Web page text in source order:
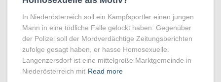
In Niederösterreich soll ein Kampfsportler einen jungen
Mann in eine tödliche Falle gelockt haben. Gegenüber
der Polizei soll der Mordverdächtige Zeitungsberichten
zufolge gesagt haben, er hasse Homosexuelle.
Langenzersdorf ist eine mittelgroße Marktgemeinde in
Niederösterreich mit Read more